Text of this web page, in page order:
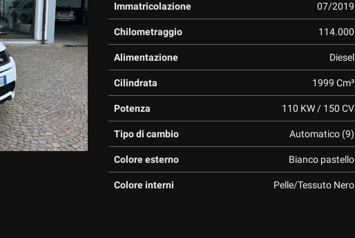
Immatricolazione 07/2019
Chilometraggio 114.000
Alimentazione Diesel
Cilindrata 1999 Cm³
Potenza 110 KW / 150 CV
Tipo di cambio Automatico (9)
Colore esterno Bianco pastello
Colore interni Pelle/Tessuto Nero